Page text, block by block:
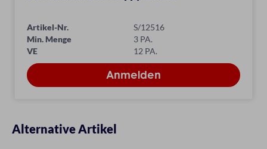
Artikel-Nr.
S/12516
Min. Menge
3 PA.
VE
12 PA.
Alternative Artikel